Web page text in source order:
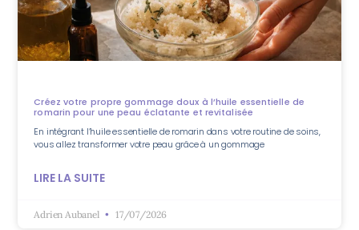
Créez votre propre gommage doux à l’huile essentielle de
romarin pour une peau éclatante et revitalisée
En intégrant l’huile essentielle de romarin dans votre routine de soins,
vous allez transformer votre peau grâce à un gommage
LIRE LA SUITE
Adrien Aubanel 17/07/2026